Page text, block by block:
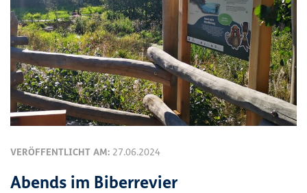
VERÖFFENTLICHT AM: 27.06.2024
Abends im Biberrevier